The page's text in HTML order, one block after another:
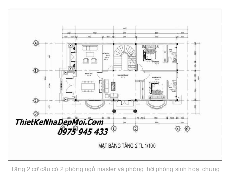
Tầng 2 cơ cấu có 2 phòng ngủ master và phòng thờ phòng sinh hoạt chung